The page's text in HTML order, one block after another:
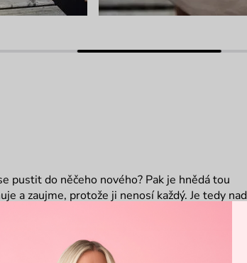
pustit do něčeho nového? Pak je hnědá tou
a zaujme, protože ji nenosí každý. Je tedy nad
Brown uděláš velkou parádu.